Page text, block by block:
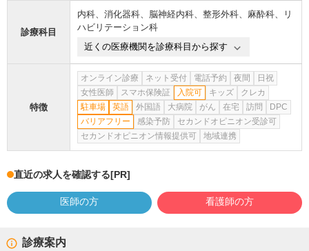
診療科目
内科、 消化器科、 脳神経内科、 整形外科、 麻酔科、
リ
ハビリテーション科
近くの医療機関を診療科目から探す
特徴
オンライン診療 ネット受付 電話予約 夜間
日祝
女性医師
スマホ保険証 入院可 キッズ
クレカ
駐車場
英語 外国語 大病院 がん 在宅 訪問
DPC
バリアフリー
感染予防
セカンドオピニオン受診可
セカンドオピニオン情報提供可
地域連携
直近の求人を確認する[PR]
医師の方 看護師の方
診療案内